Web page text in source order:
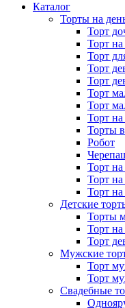
Каталог
Торты на
Торт
Торт на
Торт
Торт
Торт
Торт
Торт
Торт на
Торты
Робот
Торт
Торт
Торт на
Детские
Торты
Торт
Торт
Мужские
Торт
Торт
Свадебные